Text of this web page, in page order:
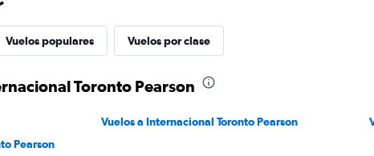
Vuelos populares Vuelos por clase
Toronto Pearson
Vuelos a Internacional Toronto Pearson
Pearson